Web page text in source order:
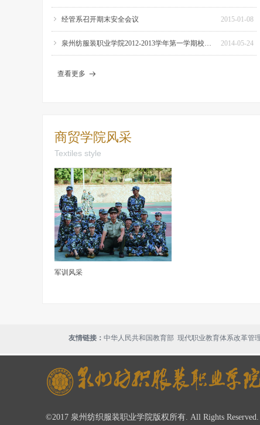
查看更多 뀠
2015-01-08
ꁇ 经管系召开期末安全会议
2014-05-24
ꁇ 泉州纺服装职业学院2012-2013学年第一学期校历表
商贸学院风采
Textiles style
军训风采
©2017 泉州纺织服装职业学院版权所有. All Rights Reserved.
友情链接： 中华人民共和国教育部 现代职业教育体系改革管